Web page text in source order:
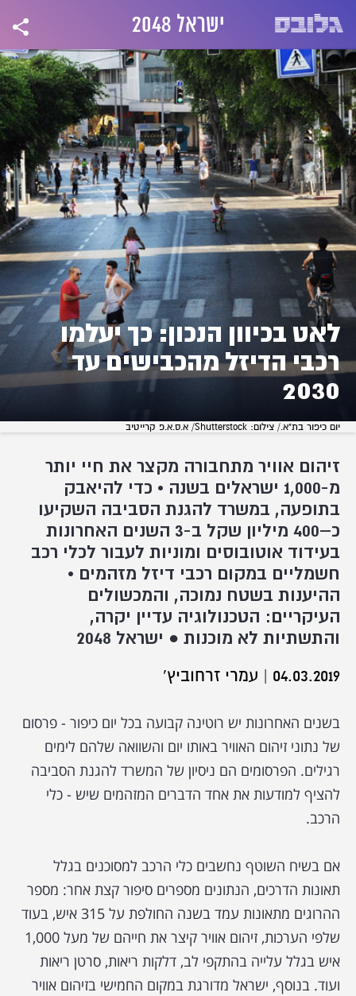
ישראל 2048
לאט בכיוון הנכון: כך יעלמו
רכבי הדיזל מהכבישים עד
2030
יום כיפור בת"א./ צילום: Shutterstock/ א.ס.א.פ קרייטיב
זיהום אוויר מתחבורה מקצר את חיי יותר
מ-1,000 ישראלים בשנה • כדי להיאבק
בתופעה, במשרד להגנת הסביבה השקיעו
כ–400 מיליון שקל ב-3 השנים האחרונות
בעידוד אוטובוסים ומוניות לעבור לכלי רכב
חשמליים במקום רכבי דיזל מזהמים •
ההיענות בשטח נמוכה, והמכשולים
העיקריים: הטכנולוגיה עדיין יקרה,
והתשתיות לא מוכנות ● ישראל 2048
04.03.2019
| עמרי זרחוביץ'
בשנים האחרונות יש רוטינה קבועה בכל יום כיפור - פרסום
של נתוני זיהום האוויר באותו יום והשוואה שלהם לימים
רגילים. הפרסומים הם ניסיון של המשרד להגנת הסביבה
להציף למודעות את אחד הדברים המזהמים שיש - כלי
הרכב.
אם בשיח השוטף נחשבים כלי הרכב למסוכנים בגלל
תאונות הדרכים, הנתונים מספרים סיפור קצת אחר: מספר
ההרוגים מתאונות עמד בשנה החולפת על 315 איש, בעוד
שלפי הערכות, זיהום אוויר קיצר את חייהם של מעל 1,000
איש בגלל עלייה בהתקפי לב, דלקות ריאות, סרטן ריאות
ועוד. בנוסף, ישראל מדורגת במקום החמישי בזיהום אוויר